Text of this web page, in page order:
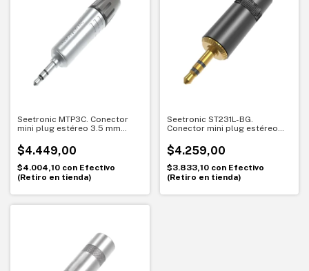
Seetronic MTP3C. Conector
mini plug estéreo 3.5 mm
y confiable
$4.449,00
$4.004,10 con Efectivo
(Retiro en tienda)
Seetronic ST231L-BG.
Conector mini plug estéreo
de señal
$4.259,00
$3.833,10 con Efectivo
(Retiro en tienda)